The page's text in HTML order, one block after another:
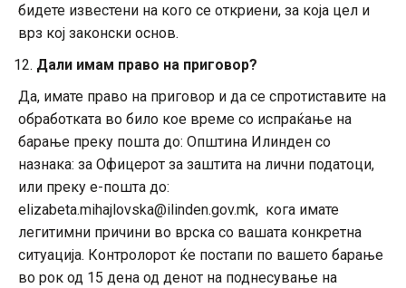
бидете известени на кого се откриени, за која цел и
врз кој законски основ.
Дали имам право на приговор?
Да, имате право на приговор и да се спротиставите на
обработката во било кое време со испраќање на
барање преку пошта до: Општина Илинден со
назнака: за Офицерот за заштита на лични податоци,
или преку е-пошта до:
elizabeta.mihajlovska@ilinden.gov.mk, кога имате
легитимни причини во врска со вашата конкретна
ситуација. Контролорот ќе постапи по вашето барање
во рок од 15 дена од денот на поднесување на